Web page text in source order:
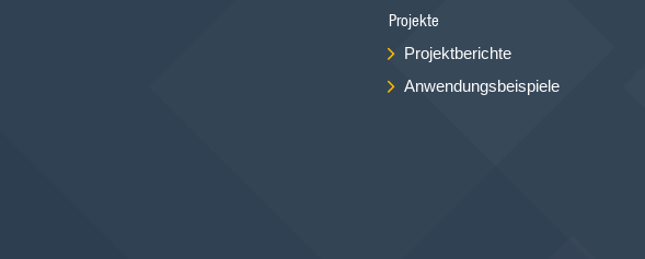
Projekte
Projektberichte
Anwendungsbeispiele